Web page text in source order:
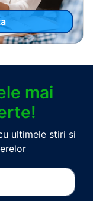
mai
ultimele stiri si